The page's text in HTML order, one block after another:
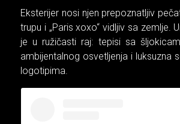
Eksterijer nosi njen prepoznatljiv
trupu i „Paris xoxo“ vidljiv sa zemlje.
je u ružičasti raj: tepisi sa
ambijentalnog osvetljenja i luksuzna
logotipima.